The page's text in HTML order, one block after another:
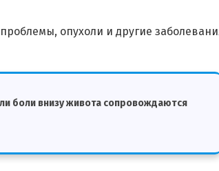
опухоли и другие
боли внизу живота сопровождаются